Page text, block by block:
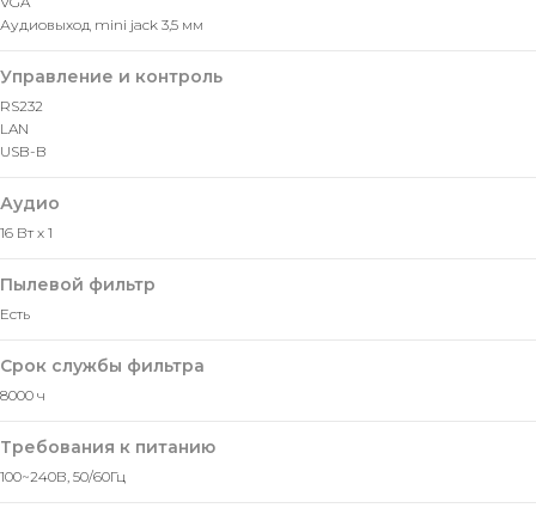
Аудиовыход mini jack 3,5 мм
Управление и контроль
RS232
LAN
USB-B
Аудио
16 Вт х 1
Пылевой фильтр
Есть
Срок службы фильтра
8000 ч
Требования к питанию
100~240В, 50/60Гц